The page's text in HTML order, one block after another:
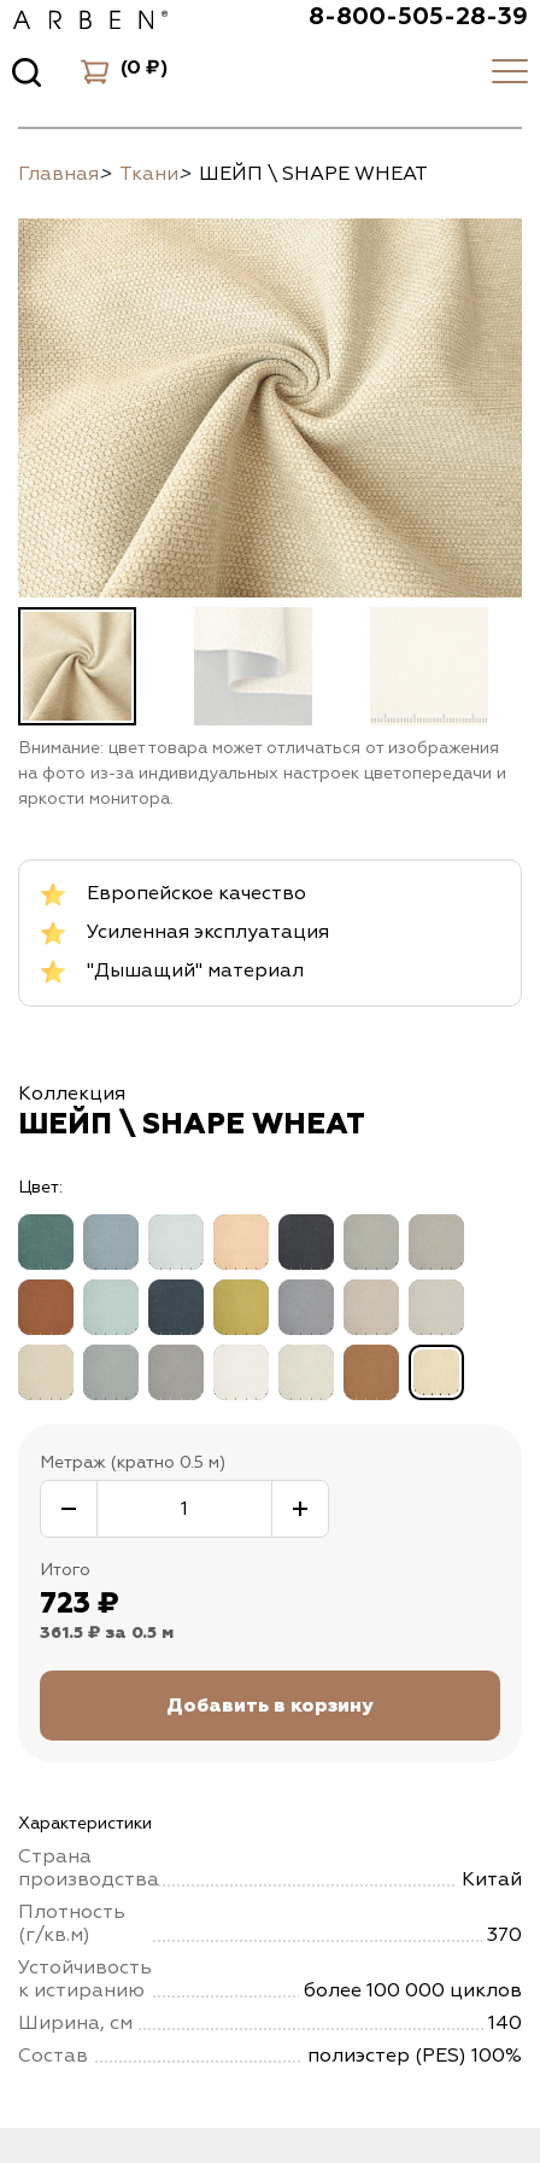
8-800-505-28-39
(0 ₽)
Главная> Ткани> ШЕЙП \ SHAPE WHEAT
Внимание: цвет товара может отличаться от изображения
на фото из-за индивидуальных настроек цветопередачи и
яркости монитора.
Европейское качество
Усиленная эксплуатация
"Дышащий" материал
Коллекция
ШЕЙП \ SHAPE WHEAT
Цвет:
Метраж (кратно 0.5 м)
Итого
723 ₽
361.5 ₽ за 0.5 м
Характеристики
Страна
производства
Китай
Плотность
(г/кв.м)
370
Устойчивость
к истиранию
более 100 000 циклов
Ширина, см
140
Состав
полиэстер (PES) 100%